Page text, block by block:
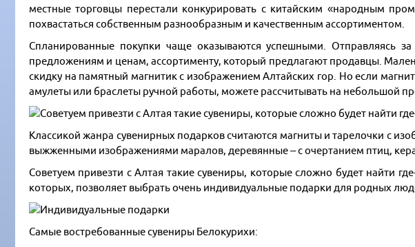
местные торговцы перестали конкурировать с китайским «народным
похвастаться собственным разнообразным и качественным ассортиментом.
Спланированные покупки чаще оказываются успешными. Отправляясь
предложениям и ценам, ассортименту, который предлагают продавцы.
скидку на памятный магнитик с изображением Алтайских гор. Но если
амулеты или браслеты ручной работы, можете рассчитывать на небольшой
Классикой жанра сувенирных подарков считаются магниты и тарелочки с
выжженными изображениями маралов, деревянные – с очертанием птиц,
Советуем привезти с Алтая такие сувениры, которые сложно будет найти
которых, позволяет выбрать очень индивидуальные подарки для родных
Самые востребованные сувениры Белокурихи: